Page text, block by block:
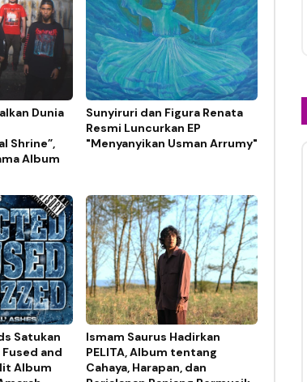
Dunia
Shrine”,
Album
Sunyiruri dan Figura Renata
Resmi Luncurkan EP
"Menyanyikan Usman Arrumy"
Satukan
and
Album
Ismam Saurus Hadirkan
PELITA, Album tentang
Cahaya, Harapan, dan